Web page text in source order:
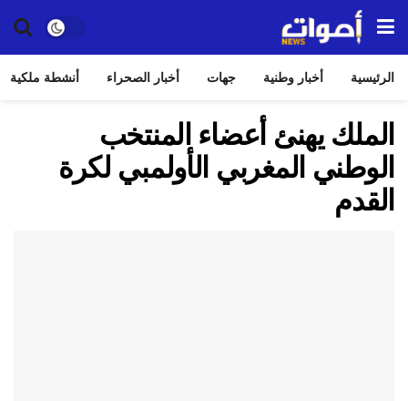
الرئيسية أخبار وطنية جهات أخبار الصحراء أنشطة ملكية
الملك يهنئ أعضاء المنتخب
الوطني المغربي الأولمبي لكرة
القدم